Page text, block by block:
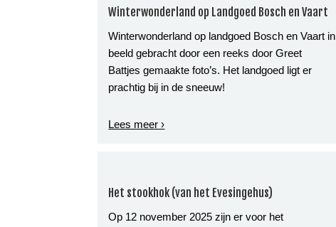
Winterwonderland op Landgoed Bosch en Vaart
Winterwonderland op landgoed Bosch en Vaart in
beeld gebracht door een reeks door Greet
Battjes gemaakte foto’s. Het landgoed ligt er
prachtig bij in de sneeuw!
Lees meer ›
Het stookhok (van het Evesingehus)
Op 12 november 2025 zijn er voor het